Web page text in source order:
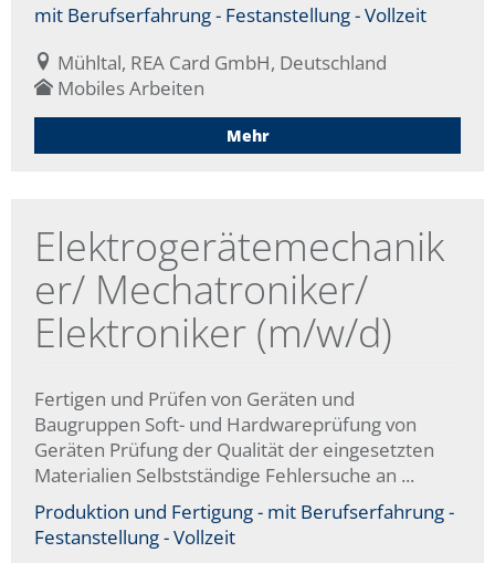
mit Berufserfahrung - Festanstellung - Vollzeit
Mühltal, REA Card GmbH, Deutschland
Mobiles Arbeiten
Mehr
Elektrogerätemechanik
er/ Mechatroniker/
Elektroniker (m/w/d)
Fertigen und Prüfen von Geräten und
Baugruppen Soft- und Hardwareprüfung von
Geräten Prüfung der Qualität der eingesetzten
Materialien Selbstständige Fehlersuche an ...
Produktion und Fertigung - mit Berufserfahrung -
Festanstellung - Vollzeit